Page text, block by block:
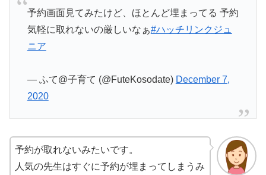
予約画面見てみたけど、ほとんど埋まってる 予約
気軽に取れないの厳しいなぁ#ハッチリンクジュ
ニア
— ふて@子育て (@FuteKosodate) December 7,
2020
予約が取れないみたいです。
人気の先生はすぐに予約が埋まってしまうみ